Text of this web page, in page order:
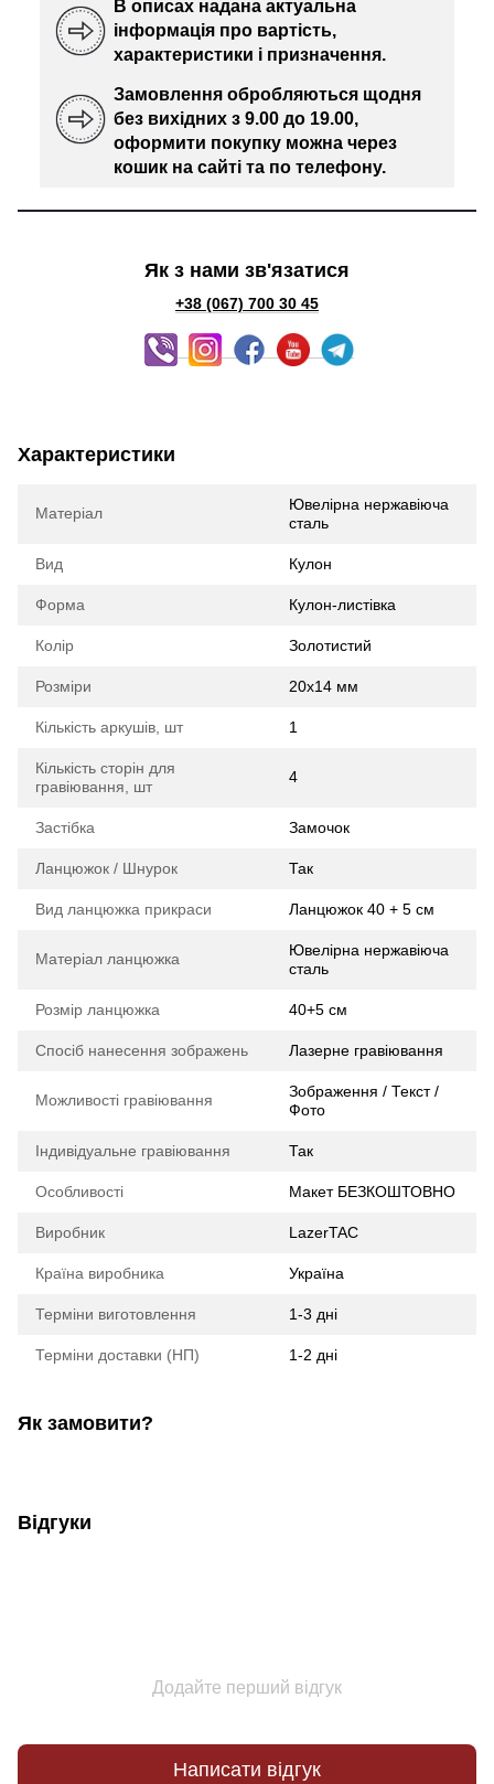
В описах надана актуальна
інформація про вартість,
характеристики і призначення.
Замовлення обробляються щодня
без вихідних з 9.00 до 19.00,
оформити покупку можна через
кошик на сайті та по телефону.
Як з нами зв'язатися
+38 (067) 700 30 45
Характеристики
Матеріал
Ювелірна нержавіюча
сталь
Вид Кулон
Форма Кулон-листівка
Колір Золотистий
Розміри 20х14 мм
Кількість аркушів, шт 1
Кількість сторін для
гравіювання, шт
4
Застібка Замочок
Ланцюжок / Шнурок Так
Вид ланцюжка прикраси Ланцюжок 40 + 5 см
Матеріал ланцюжка
Ювелірна нержавіюча
сталь
Розмір ланцюжка 40+5 см
Спосіб нанесення зображень Лазерне гравіювання
Можливості гравіювання
Зображення / Текст /
Фото
Індивідуальне гравіювання Так
Особливості Макет БЕЗКОШТОВНО
Виробник LazerTAC
Країна виробника Україна
Терміни виготовлення 1-3 дні
Терміни доставки (НП) 1-2 дні
Як замовити?
Відгуки
Додайте перший відгук
Написати відгук